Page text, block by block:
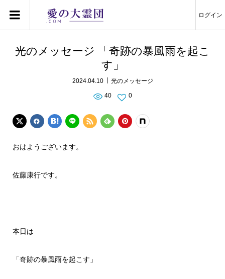
ログイン
光のメッセージ 「奇跡の暴風雨を起こ
す」
2024.04.10 光のメッセージ
40 0
おはようございます。
佐藤康行です。
本日は
「奇跡の暴風雨を起こす」